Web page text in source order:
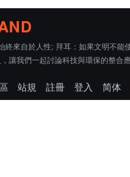
終來自於人性; 拜耳：如果文明不能
讓我們一起討論科技與環保的整合
站規 註冊 登入 简体